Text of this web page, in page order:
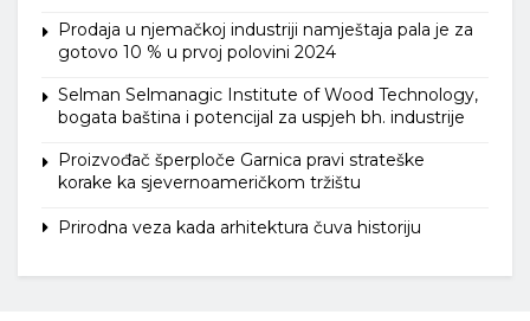
Prodaja u njemačkoj industriji namještaja pala je za
gotovo 10 % u prvoj polovini 2024
Selman Selmanagic Institute of Wood Technology,
bogata baština i potencijal za uspjeh bh. industrije
Proizvođač šperploče Garnica pravi strateške
korake ka sjevernoameričkom tržištu
Prirodna veza kada arhitektura čuva historiju